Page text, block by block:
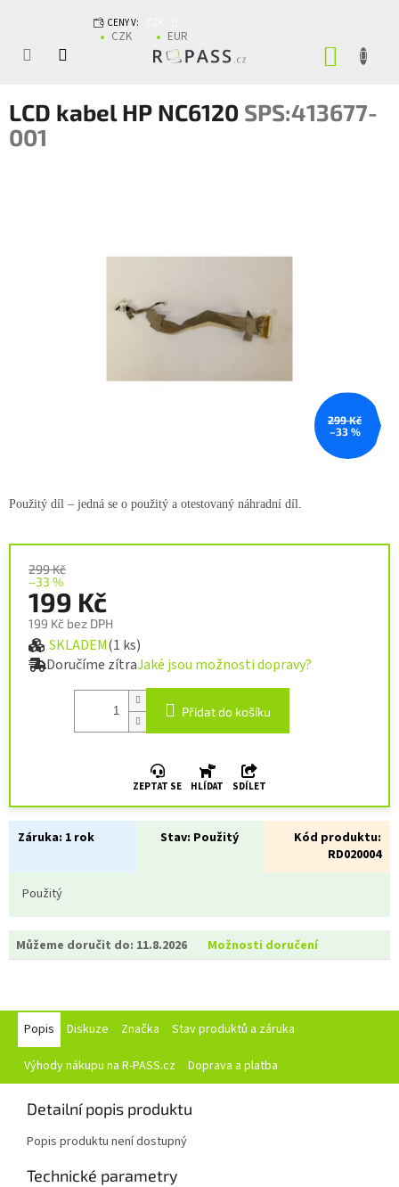
CENY V:
CZK EUR
LCD kabel HP NC6120 SPS:413677-
001
299 Kč
–33 %
299 Kč
–33 %
199 Kč
199 Kč bez DPH
Měrná cena:
SKLADEM(1 ks)
Doručíme zítraJaké jsou možnosti dopravy?
Přidat do košíku
ZEPTAT SE HLÍDAT SDÍLET
Záruka: 1 rok Stav: Použitý
Kód produktu:
RD020004
Použitý
Můžeme doručit do: 11.8.2026 Možnosti doručení
Použitý díl – jedná se o použitý a otestovaný náhradní díl.
Popis Diskuze Značka Stav produktů a záruka
Výhody nákupu na R-PASS.cz Doprava a platba
Detailní popis produktu
Popis produktu není dostupný
Technické parametry